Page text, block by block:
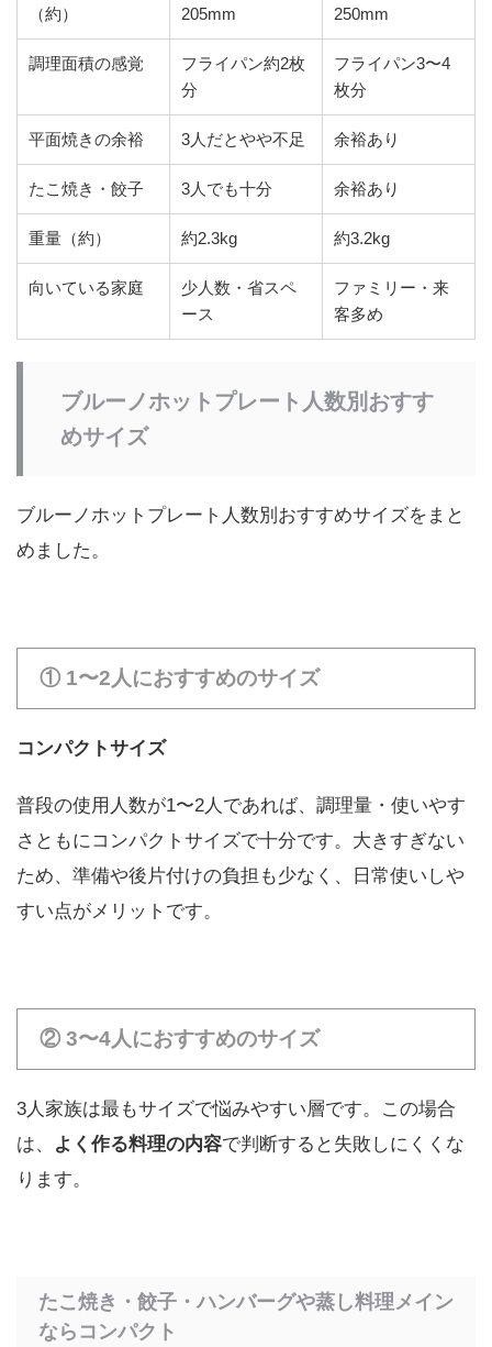
（約） 205mm 250mm
調理面積の感覚
フライパン約2枚
分
フライパン3〜4
枚分
平面焼きの余裕 3人だとやや不足 余裕あり
たこ焼き・餃子 3人でも十分 余裕あり
重量（約） 約2.3kg 約3.2kg
向いている家庭
少人数・省スペ
ース
ファミリー・来
客多め
ブルーノホットプレート人数別おすす
めサイズ
ブルーノホットプレート人数別おすすめサイズをまと
めました。
① 1〜2人におすすめのサイズ
コンパクトサイズ
普段の使用人数が1〜2人であれば、調理量・使いやす
さともにコンパクトサイズで十分です。大きすぎない
ため、準備や後片付けの負担も少なく、日常使いしや
すい点がメリットです。
② 3〜4人におすすめのサイズ
3人家族は最もサイズで悩みやすい層です。この場合
は、
よく作る料理の内容で判断すると失敗しにくくな
ります。
たこ焼き・餃子・ハンバーグや蒸し料理メイン
ならコンパクト